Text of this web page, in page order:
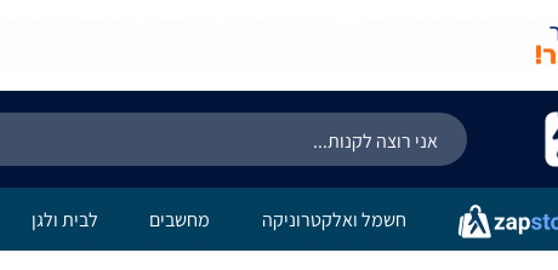
חשמל ואלקטרוניקה מחשבים לבית ולגן